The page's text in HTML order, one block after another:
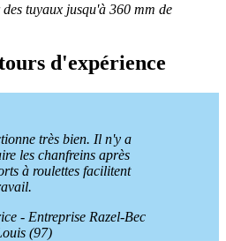
tuyaux jusqu'à 360 mm de
d'expérience
très bien. Il n'y a
les chanfreins après
à roulettes facilitent
- Entreprise Razel-Bec
(97)